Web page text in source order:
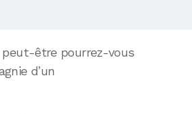
peut-être pourrez-vous
d’un